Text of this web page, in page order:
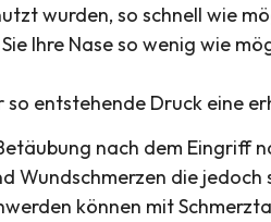
wurden, so schnell wie
Ihre Nase so wenig wie
entstehende Druck eine
nach dem Eingriff
Wundschmerzen die jedoch
können mit